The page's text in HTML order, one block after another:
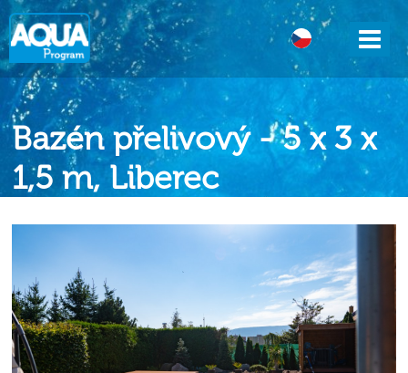
DE
Bazén přelivový - 5 x 3 x
1,5 m, Liberec